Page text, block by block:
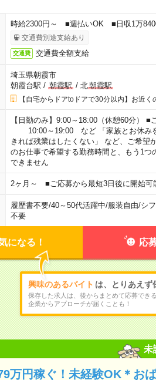
時給2300円～ ■週払いOK ■日収1万
交通費別途支給あり
交通費 交通費全額支給
埼玉県朝霞市
朝霞台駅 / 朝霞駅/ 北朝霞駅
【自宅からドアtoドアで30分以内】お近く
【日勤のみ】9:00～18:00（休憩60分）
10:00～19:00 など 「家族とお休みを
きれば残業はしたくない」 など、ご希
のお仕事で希望する勤務時間と、もう1
できません
2ヶ月～ ■ご応募から最短3日後に開始
履歴書不要/40～50代活躍中/服装自由/シ
不要
になる！ 応
興味のあるバイト は、とりあえず
保存した求人は、後からまとめて応募できる
企業からアプローチが届くことも！
未
万円稼ぐ！未経験OK＊お